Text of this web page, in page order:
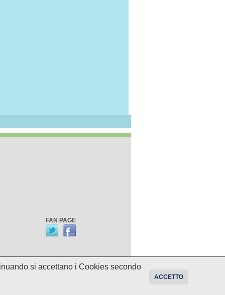
FAN PAGE
programmi potrebbero essere
si accettano i Cookies secondo
ACCETTO